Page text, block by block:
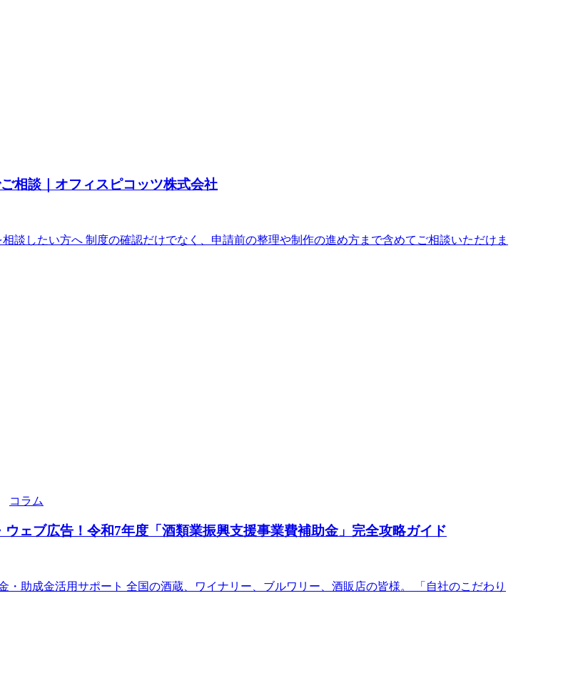
相談｜オフィスピコッツ株式会社
談したい方へ 制度の確認だけでなく、申請前の整理や制作の進め方まで含めてご相談いただけま
コラム
ェブ広告！令和7年度「酒類業振興支援事業費補助金」完全攻略ガイド
助成金活用サポート 全国の酒蔵、ワイナリー、ブルワリー、酒販店の皆様。 「自社のこだわり